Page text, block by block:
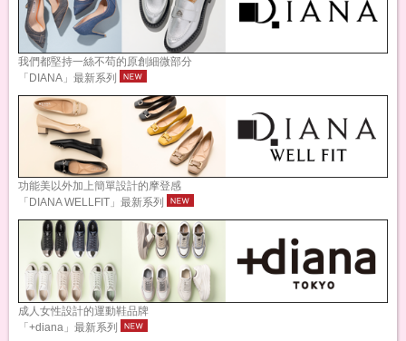
我們都堅持一絲不苟的原創細微部分
「DIANA」最新系列
功能美以外加上簡單設計的摩登感
「DIANA WELLFIT」最新系列
成人女性設計的運動鞋品牌
「+diana」最新系列